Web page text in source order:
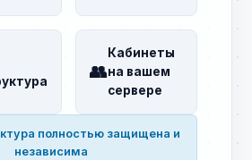
👥
Кабинеты
на вашем
сервере
полностью защищена и
независима